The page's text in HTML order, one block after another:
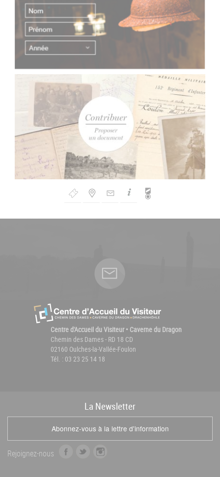
de
Centre d'Accueil du Visiteur • Caverne du Dragon
Chemin des Dames - RD 18 CD
02160 Oulches-la-Vallée-Foulon
Tél. : 03 23 25 14 18
La Newsletter
Abonnez-vous à la lettre d'information
Rejoignez-nous